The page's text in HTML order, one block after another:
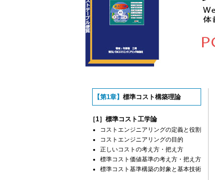
【第1章】 標準コスト構築理論
［1］標準コスト工学論
コストエンジニアリングの定義と役割
コストエンジニアリングの目的
正しいコストの考え方・把え方
標準コスト価値基準の考え方・把え方
標準コスト基準構築の対象と基本技術